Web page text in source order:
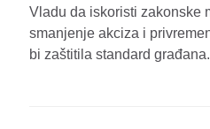
Vladu da iskoristi zakonske
smanjenje akciza i
bi zaštitila standard građana.